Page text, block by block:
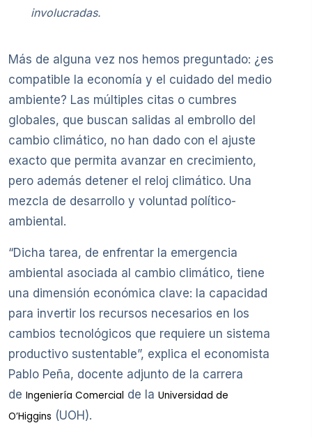
involucradas.
Más de alguna vez nos hemos preguntado: ¿es
compatible la economía y el cuidado del medio
ambiente? Las múltiples citas o cumbres
globales, que buscan salidas al embrollo del
cambio climático, no han dado con el ajuste
exacto que permita avanzar en crecimiento,
pero además detener el reloj climático. Una
mezcla de desarrollo y voluntad político-
ambiental.
“Dicha tarea, de enfrentar la emergencia
ambiental asociada al cambio climático, tiene
una dimensión económica clave: la capacidad
para invertir los recursos necesarios en los
cambios tecnológicos que requiere un sistema
productivo sustentable”, explica el economista
Pablo Peña, docente adjunto de la carrera
de Ingeniería Comercial de la Universidad de
O’Higgins (UOH).